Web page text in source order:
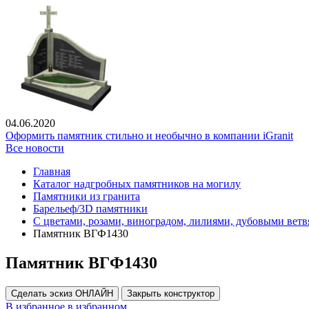
04.06.2020
Оформить памятник стильно и необычно в компании iGranit
Все новости
Главная
Каталог надгробных памятников на могилу
Памятники из гранита
Барельеф/3D памятники
С цветами, розами, виноградом, лилиями, дубовыми
Памятник ВГФ1430
Памятник ВГФ1430
Сделать эскиз ОНЛАЙН Закрыть конструктор